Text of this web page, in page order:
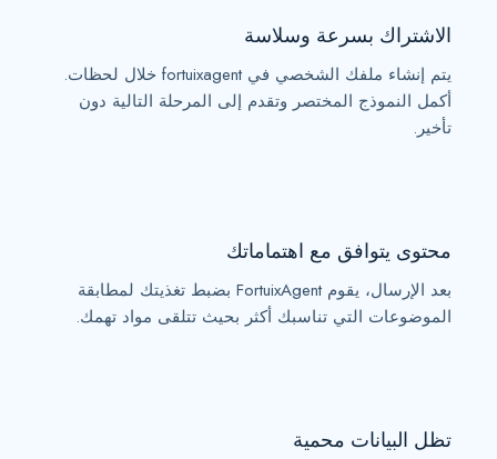
الاشتراك بسرعة وسلاسة
يتم إنشاء ملفك الشخصي في fortuixagent خلال لحظات.
أكمل النموذج المختصر وتقدم إلى المرحلة التالية دون
تأخير.
محتوى يتوافق مع اهتماماتك
بعد الإرسال، يقوم FortuixAgent بضبط تغذيتك لمطابقة
الموضوعات التي تناسبك أكثر بحيث تتلقى مواد تهمك.
تظل البيانات محمية